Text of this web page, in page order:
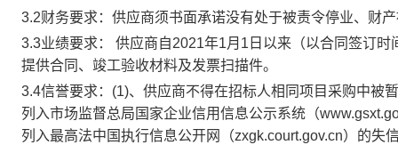
3.2财务要求： 供应商须书面承诺没有处于被责令停业、财
3.3业绩要求： 供应商自2021年1月1日以来（以合同签订
提供合同、竣工验收材料及发票扫描件。
3.4信誉要求： (1)、供应商不得在招标人相同项目采购中被
列入市场监督总局国家企业信用信息公示系统（
列入最高法中国执行信息公开网（zxgk.court.gov.cn）的失